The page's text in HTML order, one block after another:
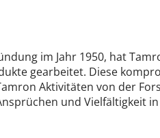
im Jahr 1950, hat
gearbeitet. Diese
Aktivitäten von der
und Vielfältigkeit